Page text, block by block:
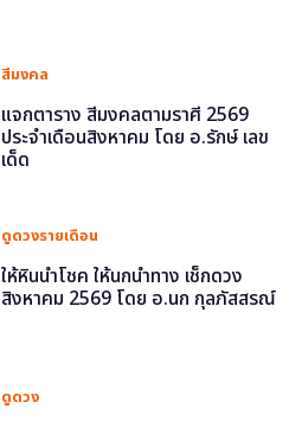
สีมงคล
แจกตาราง สีมงคลตามราศี 2569
ประจำเดือนสิงหาคม โดย อ.รักษ์ เลข
เด็ด
ดูดวงรายเดือน
ให้หินนำโชค ให้นกนำทาง เช็กดวง
สิงหาคม 2569 โดย อ.นก กุลภัสสรณ์
ดูดวง